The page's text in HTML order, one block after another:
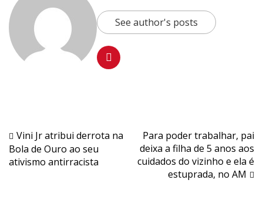
See author's posts
Navegação
de
Vini Jr atribui derrota na
Bola de Ouro ao seu
ativismo antirracista
Para poder trabalhar, pai
deixa a filha de 5 anos aos
cuidados do vizinho e ela é
estuprada, no AM